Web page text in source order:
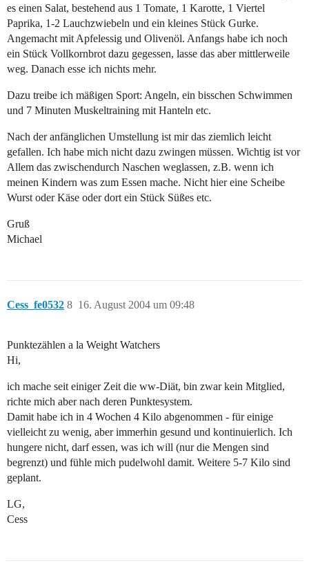
es einen Salat, bestehend aus 1 Tomate, 1 Karotte, 1 Viertel
Paprika, 1-2 Lauchzwiebeln und ein kleines Stück Gurke.
Angemacht mit Apfelessig und Olivenöl. Anfangs habe ich noch
ein Stück Vollkornbrot dazu gegessen, lasse das aber mittlerweile
weg. Danach esse ich nichts mehr.
Dazu treibe ich mäßigen Sport: Angeln, ein bisschen Schwimmen
und 7 Minuten Muskeltraining mit Hanteln etc.
Nach der anfänglichen Umstellung ist mir das ziemlich leicht
gefallen. Ich habe mich nicht dazu zwingen müssen. Wichtig ist vor
Allem das zwischendurch Naschen weglassen, z.B. wenn ich
meinen Kindern was zum Essen mache. Nicht hier eine Scheibe
Wurst oder Käse oder dort ein Stück Süßes etc.
Gruß
Michael
Cess_fe0532 16. August 2004 um 09:48
8
Punktezählen a la Weight Watchers
Hi,
ich mache seit einiger Zeit die ww-Diät, bin zwar kein Mitglied,
richte mich aber nach deren Punktesystem.
Damit habe ich in 4 Wochen 4 Kilo abgenommen - für einige
vielleicht zu wenig, aber immerhin gesund und kontinuierlich. Ich
hungere nicht, darf essen, was ich will (nur die Mengen sind
begrenzt) und fühle mich pudelwohl damit. Weitere 5-7 Kilo sind
geplant.
LG,
Cess